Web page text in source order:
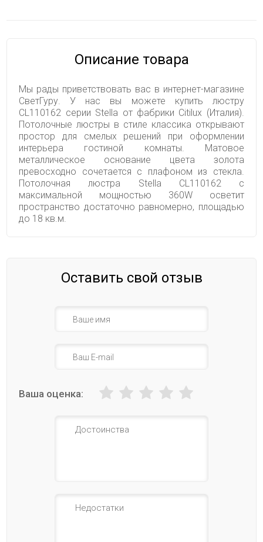
Описание товара
Мы рады приветствовать вас в интернет-магазине
СветГуру. У нас вы можете купить люстру
CL110162 серии Stella от фабрики Citilux (Италия).
Потолочные люстры в стиле классика открывают
простор для смелых решений при оформлении
интерьера гостиной комнаты. Матовое
металлическое основание цвета золота
превосходно сочетается с плафоном из стекла.
Потолочная люстра Stella CL110162 с
максимальной мощностью 360W осветит
пространство достаточно равномерно, площадью
до 18 кв.м.
Оставить свой отзыв
Ваша оценка: